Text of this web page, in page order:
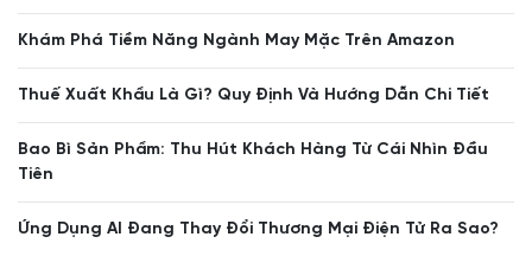
Khám Phá Tiềm Năng Ngành May Mặc Trên Amazon
Thuế Xuất Khẩu Là Gì? Quy Định Và Hướng Dẫn Chi Tiết
Bao Bì Sản Phẩm: Thu Hút Khách Hàng Từ Cái Nhìn Đầu
Tiên
Ứng Dụng AI Đang Thay Đổi Thương Mại Điện Tử Ra Sao?